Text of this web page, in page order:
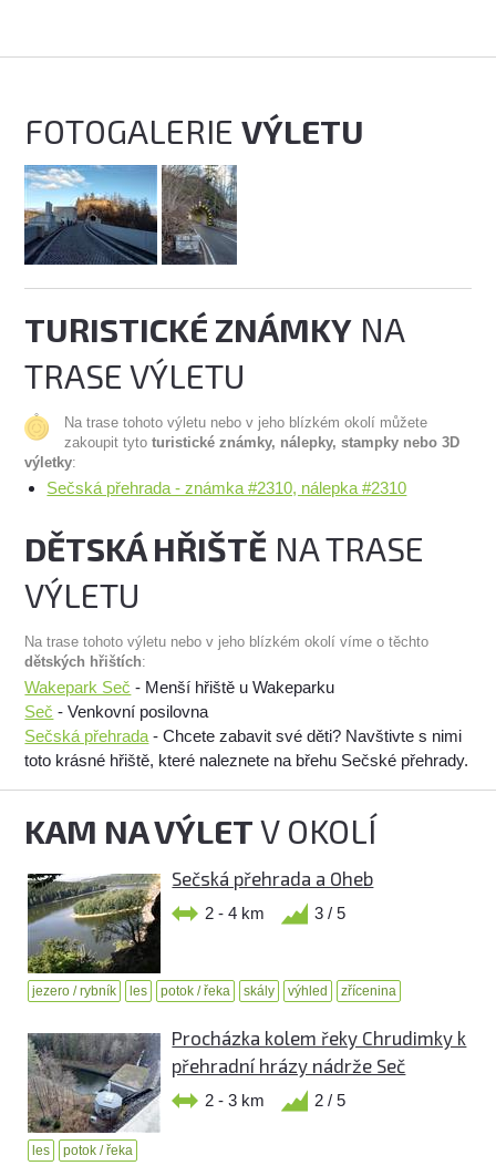
FOTOGALERIEVÝLETU
TURISTICKÉ ZNÁMKY NA
TRASE VÝLETU
Na trase tohoto výletu nebo v jeho blízkém okolí můžete
zakoupit tytoturistické známky, nálepky, stampky nebo 3D
výletky:
Sečská přehrada - známka #2310, nálepka #2310
DĚTSKÁ HŘIŠTĚ NA TRASE
VÝLETU
Na trase tohoto výletu nebo v jeho blízkém okolí víme o těchto
dětských hřištích:
Wakepark Seč - Menší hřiště u Wakeparku
Seč - Venkovní posilovna
Sečská přehrada - Chcete zabavit své děti? Navštivte s nimi
toto krásné hřiště, které naleznete na břehu Sečské přehrady.
KAM NA VÝLETV OKOLÍ
Sečská přehrada a Oheb
2 - 4 km 3 / 5
jezero / rybník les potok / řeka skály výhled zřícenina
Procházka kolem řeky Chrudimky k
přehradní hrázy nádrže Seč
2 - 3 km 2 / 5
les potok / řeka